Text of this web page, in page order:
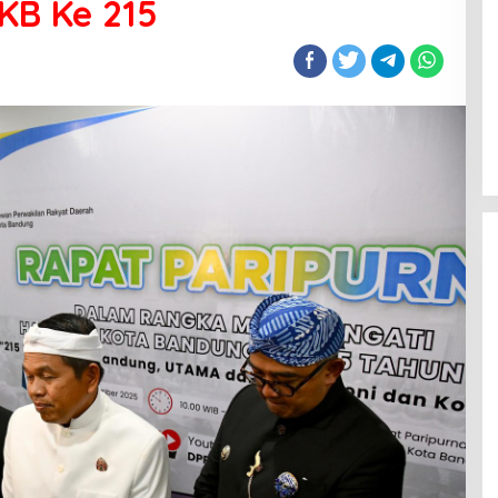
Ke 215
Wisata Literasi Hadir di Bandung,